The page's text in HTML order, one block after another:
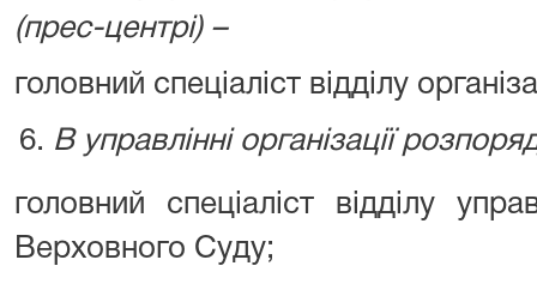
(прес-центрі) –
головний спеціаліст відділу
В управлінні організації
головний спеціаліст відділу
Верховного Суду;